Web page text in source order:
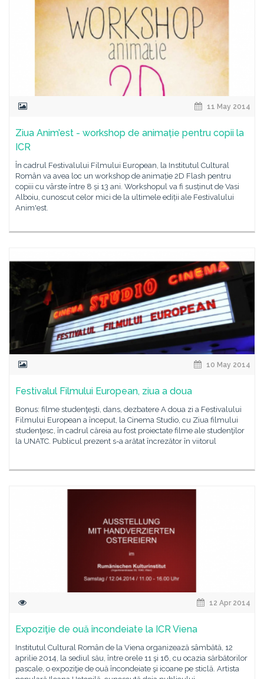
11 May 2014
Ziua Anim’est - workshop de animație pentru copii la
ICR
În cadrul Festivalului Filmului European, la Institutul Cultural
Român va avea loc un workshop de animație 2D Flash pentru
copiii cu vârste între 8 și 13 ani. Workshopul va fi susținut de Vasi
Alboiu, cunoscut celor mici de la ultimele ediții ale Festivalului
Anim'est.
10 May 2014
Festivalul Filmului European, ziua a doua
Bonus: filme studenţeşti, dans, dezbatere A doua zi a Festivalului
Filmului European a început, la Cinema Studio, cu Ziua filmului
studenţesc, în cadrul căreia au fost proiectate filme ale studenţilor
la UNATC. Publicul prezent s-a arătat încrezător în viitorul
12 Apr 2014
Expoziţie de ouă încondeiate la ICR Viena
Institutul Cultural Român de la Viena organizează sâmbătă, 12
aprilie 2014, la sediul său, între orele 11 şi 16, cu ocazia sărbătorilor
pascale, o expoziţie de ouă încondeiate şi icoane pe sticlă. Artista